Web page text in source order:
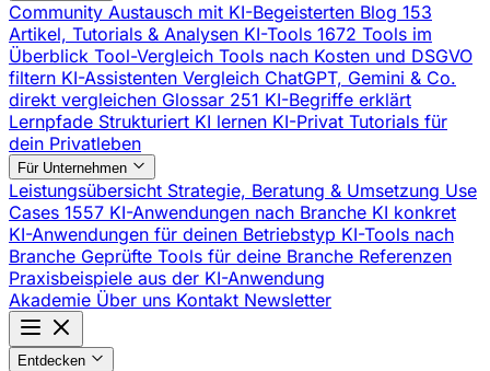
Community Austausch mit KI-Begeisterten Blog 153
Artikel, Tutorials & Analysen KI-Tools 1672 Tools im
Überblick Tool-Vergleich Tools nach Kosten und DSGVO
filtern KI-Assistenten Vergleich ChatGPT, Gemini & Co.
direkt vergleichen Glossar 251 KI-Begriffe erklärt
Lernpfade Strukturiert KI lernen KI-Privat Tutorials für
dein Privatleben
Für Unternehmen
Leistungsübersicht Strategie, Beratung & Umsetzung Use
Cases 1557 KI-Anwendungen nach Branche KI konkret
KI-Anwendungen für deinen Betriebstyp KI-Tools nach
Branche Geprüfte Tools für deine Branche Referenzen
Praxisbeispiele aus der KI-Anwendung
Akademie Über uns Kontakt Newsletter
Entdecken